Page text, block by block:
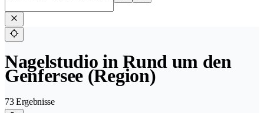
Nagelstudio in Rund um den
Genfersee (Region)
73 Ergebnisse